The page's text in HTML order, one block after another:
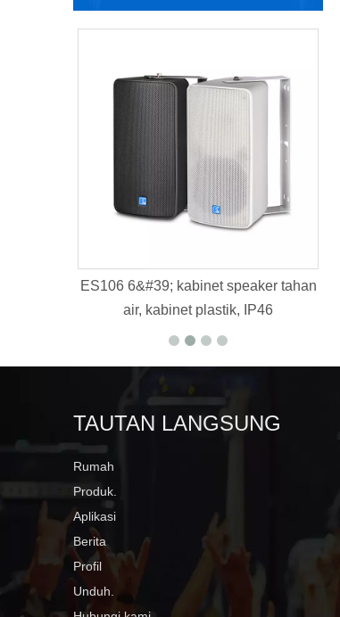
kabinet speaker tahan
kabinet plastik, IP46
K112B
TAUTAN LANGSUNG
Rumah
Produk.
Aplikasi
Berita
Profil
Unduh.